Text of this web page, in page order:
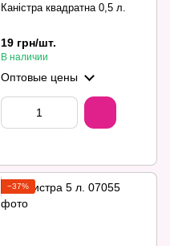
Каністра квадратна 0,5 л.
19 грн/шт.
В наличии
Оптовые цены
−37%